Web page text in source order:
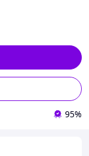
95%